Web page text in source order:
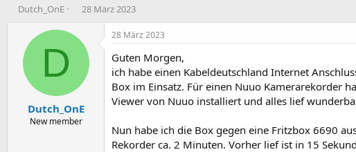
E
Dutch_OnE
E
t
l
a
m
28 März 2023
D
Dutch_OnE
New member
28 März 2023
Guten Morgen,
ich habe einen Kabeldeutschland Internet
Box im Einsatz. Für einen Nuuo Kamerarekorder
Viewer von Nuuo installiert und alles lief
Nun habe ich die Box gegen eine Fritzbox 6690
Rekorder ca. 2 Minuten. Vorher lief ist in 15